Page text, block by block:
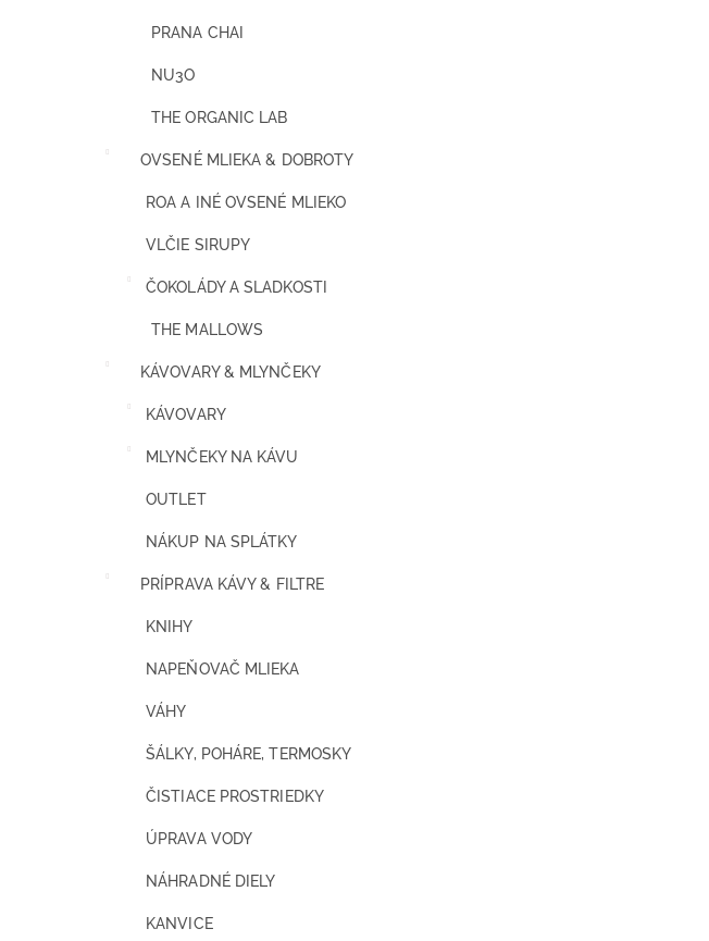
PRANA CHAI
NU3O
THE ORGANIC LAB
OVSENÉ MLIEKA & DOBROTY
ROA A INÉ OVSENÉ MLIEKO
VLČIE SIRUPY
ČOKOLÁDY A SLADKOSTI
THE MALLOWS
KÁVOVARY & MLYNČEKY
KÁVOVARY
MLYNČEKY NA KÁVU
OUTLET
NÁKUP NA SPLÁTKY
PRÍPRAVA KÁVY & FILTRE
KNIHY
NAPEŇOVAČ MLIEKA
VÁHY
ŠÁLKY, POHÁRE, TERMOSKY
ČISTIACE PROSTRIEDKY
ÚPRAVA VODY
NÁHRADNÉ DIELY
KANVICE